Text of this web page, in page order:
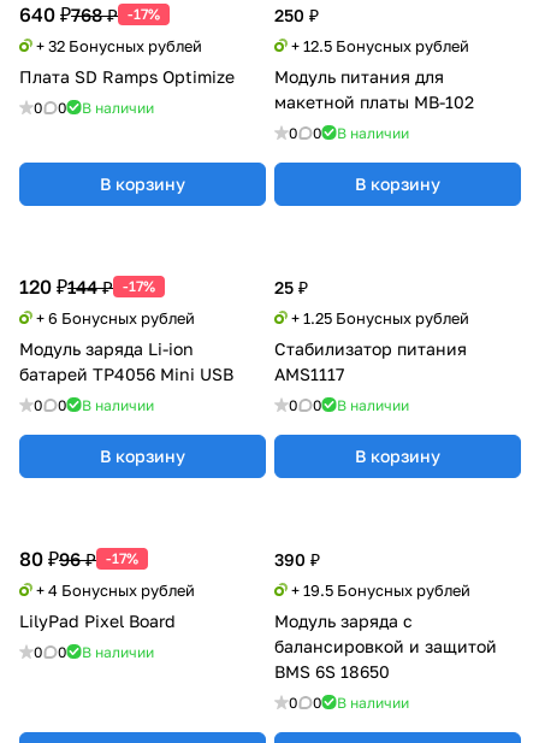
640 ₽768 ₽ -17%
+ 32 Бонусных рублей
Плата SD Ramps Optimize
0 0 В наличии
В корзину
250 ₽
+ 12.5 Бонусных рублей
Модуль питания для
макетной платы MB-102
0 0 В наличии
В корзину
25 ₽
+ 1.25 Бонусных рублей
Стабилизатор питания
AMS1117
0 0 В наличии
В корзину
80 ₽96 ₽ -17%
+ 4 Бонусных рублей
LilyPad Pixel Board
0 0 В наличии
390 ₽
+ 19.5 Бонусных рублей
Модуль заряда с
балансировкой и защитой
BMS 6S 18650
0 0 В наличии
120 ₽144 ₽ -17%
+ 6 Бонусных рублей
Модуль заряда Li-ion
батарей TP4056 Mini USB
0 0 В наличии
В корзину